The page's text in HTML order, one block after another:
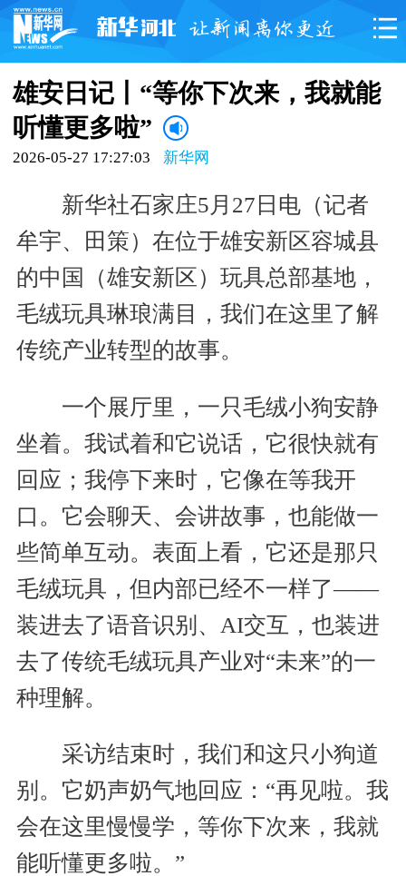
雄安日记丨“等你下次来，我就能
听懂更多啦”
2026-05-27 17:27:03 新华网
新华社石家庄5月27日电（记者
牟宇、田策）在位于雄安新区容城县
的中国（雄安新区）玩具总部基地，
毛绒玩具琳琅满目，我们在这里了解
传统产业转型的故事。
一个展厅里，一只毛绒小狗安静
坐着。我试着和它说话，它很快就有
回应；我停下来时，它像在等我开
口。它会聊天、会讲故事，也能做一
些简单互动。表面上看，它还是那只
毛绒玩具，但内部已经不一样了——
装进去了语音识别、AI交互，也装进
去了传统毛绒玩具产业对“未来”的一
种理解。
采访结束时，我们和这只小狗道
别。它奶声奶气地回应：“再见啦。我
会在这里慢慢学，等你下次来，我就
能听懂更多啦。”